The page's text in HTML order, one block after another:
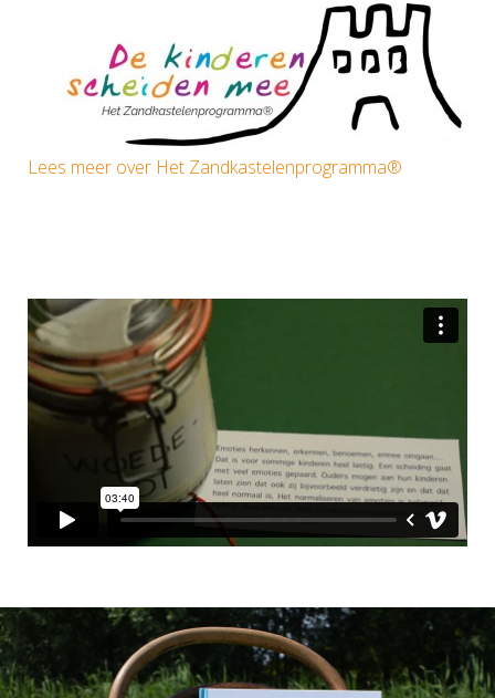
Lees meer over Het Zandkastelenprogramma®